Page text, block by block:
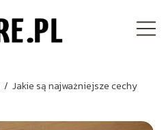
/ Jakie są najważniejsze cechy